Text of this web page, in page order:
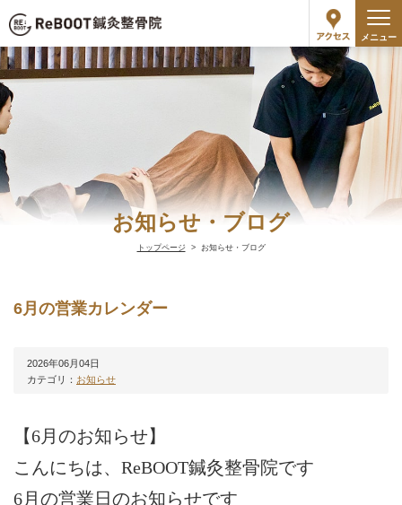
お知らせ・ブログ
トップページ お知らせ・ブログ
6月の営業カレンダー
2026年06月04日
カテゴリ： お知らせ
【6月のお知らせ】
こんにちは、ReBOOT鍼灸整骨院です
6月の営業日のお知らせです
メニュー